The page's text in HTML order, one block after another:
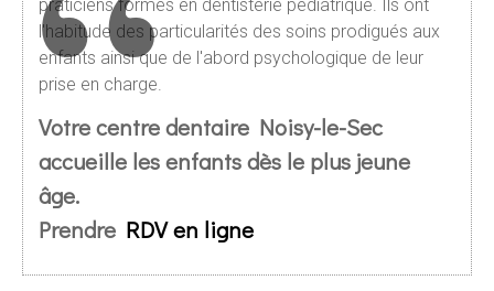
praticiens formés en dentisterie pédiatrique. Ils ont
l'habitude des particularités des soins prodigués aux
enfants ainsi que de l'abord psychologique de leur
prise en charge.
Votre centre dentaire Noisy-le-Sec
accueille les enfants dès le plus jeune
âge.
Prendre RDV en ligne